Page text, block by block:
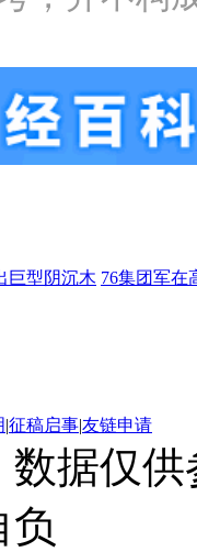
巨型阴沉木 76集团军在
|征稿启事|友链申请
据仅
负